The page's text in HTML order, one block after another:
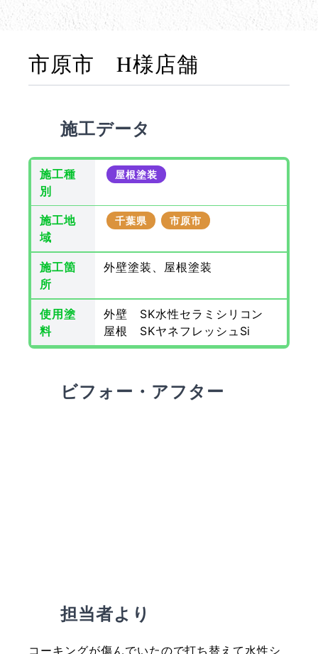
市原市 H様店舗
施工データ
施工種
別
屋根塗装
施工地
域
千葉県 市原市
施工箇
所
外壁塗装、屋根塗装
使用塗
料
外壁 SK水性セラミシリコン
屋根 SKヤネフレッシュSi
ビフォー・アフター
担当者より
コーキングが傷んでいたので打ち替えて水性シ